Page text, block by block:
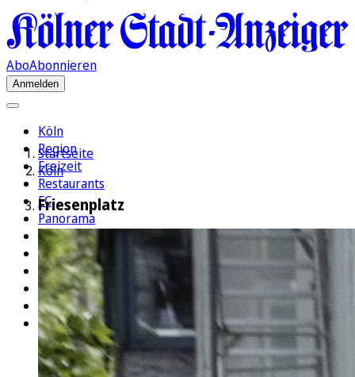
AboAbonnieren
Anmelden
Köln
Region
Freizeit
Restaurants
FC
Panorama
Politik
Wirtschaft
Kultur
Rätsel
Newsletter
E-Paper
Startseite
Köln
Friesenplatz